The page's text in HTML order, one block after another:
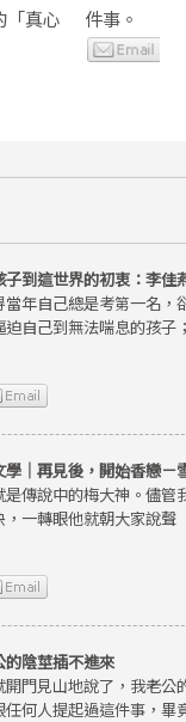
「真心
件事。
子到這世界的初衷：李佳
當年自己總是考第一名，
迫自己到無法喘息的孩子
學｜再見後，開始香戀－
是傳說中的梅大神。儘管
，一轉眼他就朝大家說聲
的陰莖插不進來
開門見山地說了，我老公
任何人提起過這件事，畢